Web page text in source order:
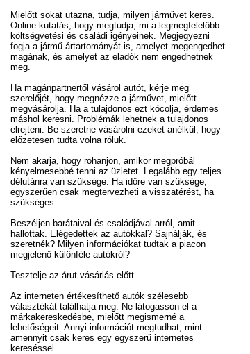
Mielőtt sokat utazna, tudja, milyen járművet keres.
Online kutatás, hogy megtudja, mi a legmegfelelőbb
költségvetési és családi igényeinek. Megjegyezni
fogja a jármű ártartományát is, amelyet megengedhet
magának, és amelyet az eladók nem engedhetnek
meg.
Ha magánpartnertől vásárol autót, kérje meg
szerelőjét, hogy megnézze a járművet, mielőtt
megvásárolja. Ha a tulajdonos ezt kócolja, érdemes
máshol keresni. Problémák lehetnek a tulajdonos
elrejteni. Be szeretne vásárolni ezeket anélkül, hogy
előzetesen tudta volna róluk.
Nem akarja, hogy rohanjon, amikor megpróbál
kényelmesebbé tenni az üzletet. Legalább egy teljes
délutánra van szüksége. Ha időre van szüksége,
egyszerűen csak megtervezheti a visszatérést, ha
szükséges.
Beszéljen barátaival és családjával arról, amit
hallottak. Elégedettek az autókkal? Sajnálják, és
szeretnék? Milyen információkat tudtak a piacon
megjelenő különféle autókról?
Tesztelje az árut vásárlás előtt.
Az interneten értékesíthető autók szélesebb
választékát találhatja meg. Ne látogasson el a
márkakereskedésbe, mielőtt megismerné a
lehetőségeit. Annyi információt megtudhat, mint
amennyit csak keres egy egyszerű internetes
kereséssel.